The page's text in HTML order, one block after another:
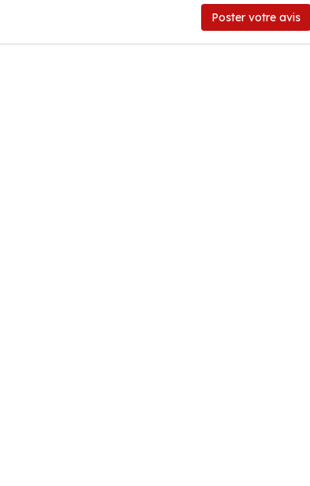
Poster votre avis